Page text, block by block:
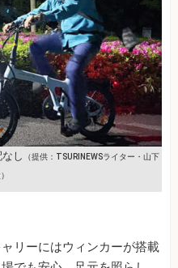
し （提供：TSURINEWSライター・山下
リーにはウィンカーが搭載